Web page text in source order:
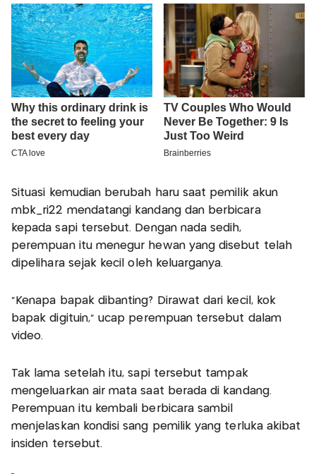
Situasi kemudian berubah haru saat pemilik akun
mbk_ri22 mendatangi kandang dan berbicara
kepada sapi tersebut. Dengan nada sedih,
perempuan itu menegur hewan yang disebut telah
dipelihara sejak kecil oleh keluarganya.
“Kenapa bapak dibanting? Dirawat dari kecil, kok
bapak digituin,” ucap perempuan tersebut dalam
video.
Tak lama setelah itu, sapi tersebut tampak
mengeluarkan air mata saat berada di kandang.
Perempuan itu kembali berbicara sambil
menjelaskan kondisi sang pemilik yang terluka akibat
insiden tersebut.